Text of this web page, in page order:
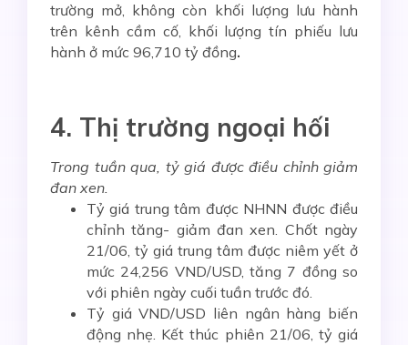
trường mở, không còn khối lượng lưu hành
trên kênh cầm cố, khối lượng tín phiếu lưu
hành ở mức 96,710 tỷ đồng.
4. Thị trường ngoại hối
Trong tuần qua, tỷ giá được điều chỉnh giảm
đan xen.
Tỷ giá trung tâm được NHNN được điều
chỉnh tăng- giảm đan xen. Chốt ngày
21/06, tỷ giá trung tâm được niêm yết ở
mức 24,256 VND/USD, tăng 7 đồng so
với phiên ngày cuối tuần trước đó.
Tỷ giá VND/USD liên ngân hàng biến
động nhẹ. Kết thúc phiên 21/06, tỷ giá